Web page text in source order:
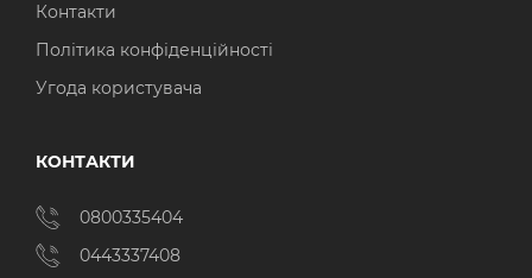
Контакти
Політика конфіденційності
Угода користувача
КОНТАКТИ
0800335404
0443337408